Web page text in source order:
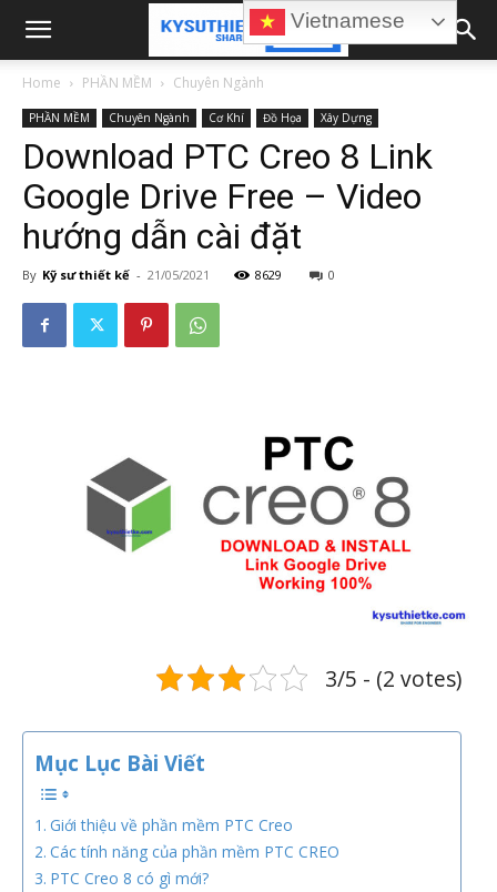
Home PHẦN MỀM Chuyên Ngành
PHẦN MỀM Chuyên Ngành Cơ Khí Đồ Họa Xây Dựng
Download PTC Creo 8 Link
Google Drive Free – Video
hướng dẫn cài đặt
By Kỹ sư thiết kế - 21/05/2021 8629 0
3/5 - (2 votes)
Mục Lục Bài Viết
Giới thiệu về phần mềm PTC Creo
Các tính năng của phần mềm PTC CREO
PTC Creo 8 có gì mới?
Vietnamese